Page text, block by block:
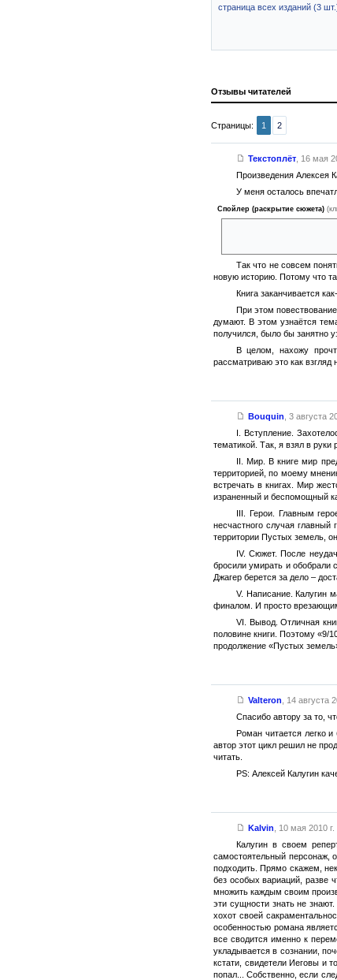
страница всех изданий (3
Отзывы читателей
Страницы: 1 2
Текстоплёт, 16 мая
Произведения Алексея
У меня осталось
Спойлер (раскрытие сюжета)
Так что не совсем
новую историю. Потому что
Книга заканчивается
При этом
думают. В этом узнаётся
получился, было бы занятно
В целом, нахожу
рассматриваю это как взгляд
Bouquin 3 августа
I. Вступление.
тематикой. Так, я взял в
II. Мир. В книге мир
территорией, по моему
встречать в книгах. Мир
израненный и беспомощный
III. Герои. Главным
несчастного случая
территории Пустых земель,
IV. Сюжет. После
бросили умирать и обобрали
Джагер берется за дело –
V. Написание. Калугин
финалом. И просто
VI. Вывод. Отличная
половине книги. Поэтому «9/
продолжение «Пустых
Valteron
14 августа
Спасибо автору за то,
Роман читается легко
автор этот цикл решил не
читать.
PS: Алексей Калугин
Kalvin
10 мая 2010 г.
Калугин в своем
самостоятельный персонаж,
подходить. Прямо скажем,
без особых вариаций, разве
множить каждым своим
эти сущности знать не
хохот своей
особенностью романа
все сводится именно к
укладывается в сознании,
кстати, свидетели Иеговы и
попал... Собственно, если